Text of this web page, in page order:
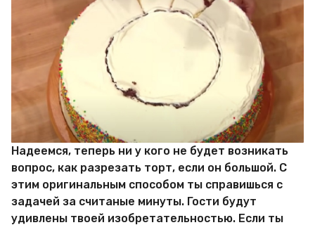
Надеемся, теперь ни у кого не будет возникать
вопрос, как разрезать торт, если он большой. С
этим оригинальным способом ты справишься с
задачей за считаные минуты. Гости будут
удивлены твоей изобретательностью. Если ты